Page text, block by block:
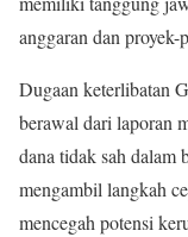
anggaran dan proyek-
Dugaan keterlibatan
berawal dari laporan
dana tidak sah dalam
mengambil langkah
mencegah potensi